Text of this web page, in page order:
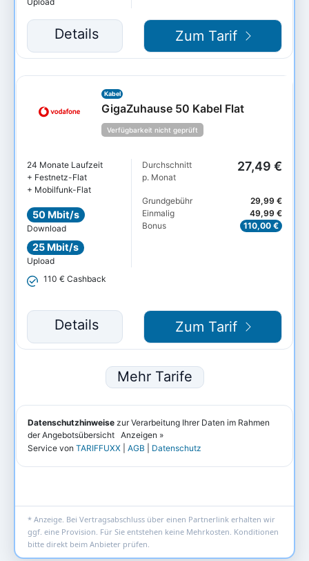
* Anzeige. Bei Vertragsabschluss über einen Partnerlink erhalten wir
ggf. eine Provision. Für Sie entstehen keine Mehrkosten. Konditionen
bitte direkt beim Anbieter prüfen.